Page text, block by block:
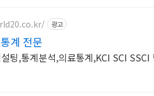
광고
계 전문
팅,통계분석,의료통계,KCI SCI SSCI